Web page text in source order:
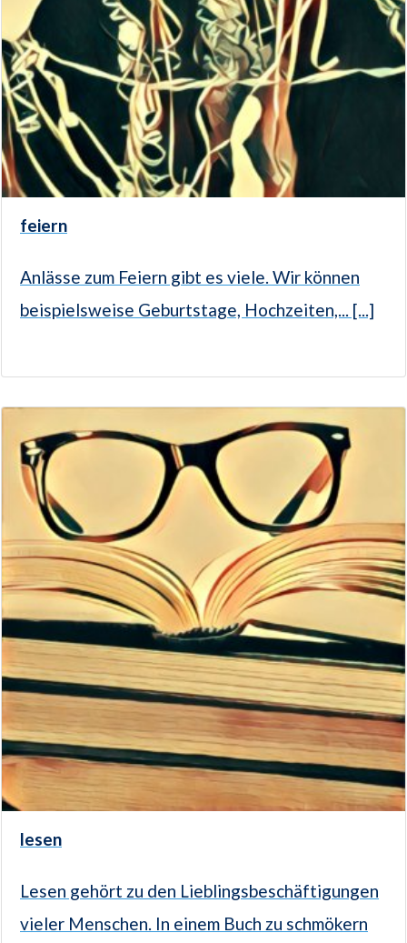
feiern
Anlässe zum Feiern gibt es viele. Wir können
beispielsweise Geburtstage, Hochzeiten,... [...]
lesen
Lesen gehört zu den Lieblingsbeschäftigungen
vieler Menschen. In einem Buch zu schmökern